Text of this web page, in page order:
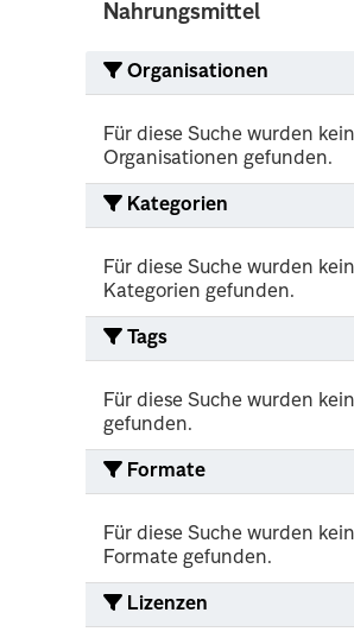
Nahrungsmittel
Organisationen
Für diese Suche wurden
Organisationen gefunden.
Kategorien
Für diese Suche wurden
Kategorien gefunden.
Tags
Für diese Suche wurden
gefunden.
Formate
Für diese Suche wurden
Formate gefunden.
Lizenzen